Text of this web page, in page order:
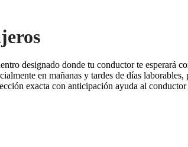
designado donde tu conductor te esperará
en mañanas y tardes de días
exacta con anticipación ayuda al